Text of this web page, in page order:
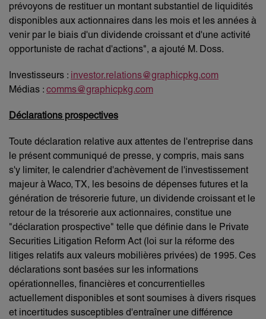
prévoyons de restituer un montant substantiel de liquidités
disponibles aux actionnaires dans les mois et les années à
venir par le biais d'un dividende croissant et d'une activité
opportuniste de rachat d'actions", a ajouté M. Doss.
Investisseurs :
investor.relations@graphicpkg.com
Médias : comms@graphicpkg.com
Déclarations prospectives
Toute déclaration relative aux attentes de l'entreprise dans
le présent communiqué de presse, y compris, mais sans
s'y limiter, le calendrier d'achèvement de l'investissement
majeur à Waco, TX, les besoins de dépenses futures et la
génération de trésorerie future, un dividende croissant et le
retour de la trésorerie aux actionnaires, constitue une
"déclaration prospective" telle que définie dans le Private
Securities Litigation Reform Act (loi sur la réforme des
litiges relatifs aux valeurs mobilières privées) de 1995. Ces
déclarations sont basées sur les informations
opérationnelles, financières et concurrentielles
actuellement disponibles et sont soumises à divers risques
et incertitudes susceptibles d'entraîner une différence